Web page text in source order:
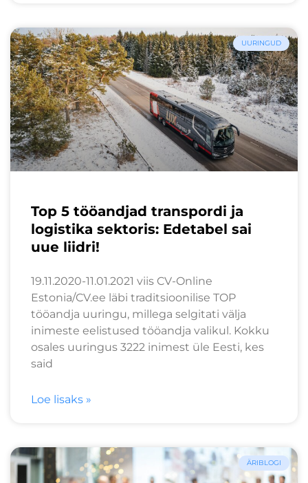
UURINGUD
Top 5 tööandjad transpordi ja
logistika sektoris: Edetabel sai
uue liidri!
19.11.2020-11.01.2021 viis CV-Online
Estonia/CV.ee läbi traditsioonilise TOP
tööandja uuringu, millega selgitati välja
inimeste eelistused tööandja valikul. Kokku
osales uuringus 3222 inimest üle Eesti, kes
said
Loe lisaks »
ÄRIBLOGI